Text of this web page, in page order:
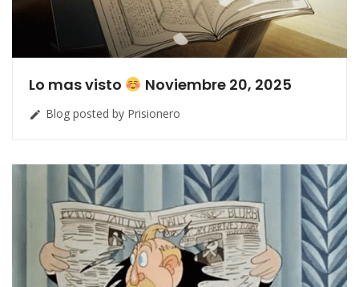
Lo mas visto Noviembre 20, 2025
 Blog posted by Prisionero